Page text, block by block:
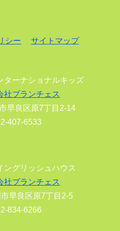
シー サイトマップ
ターナショナルキッズ
社ブランチェス
早良区原7丁目2-14
407-6533
ングリッシュハウス
社ブランチェス
早良区原7丁目2-5
834-6266